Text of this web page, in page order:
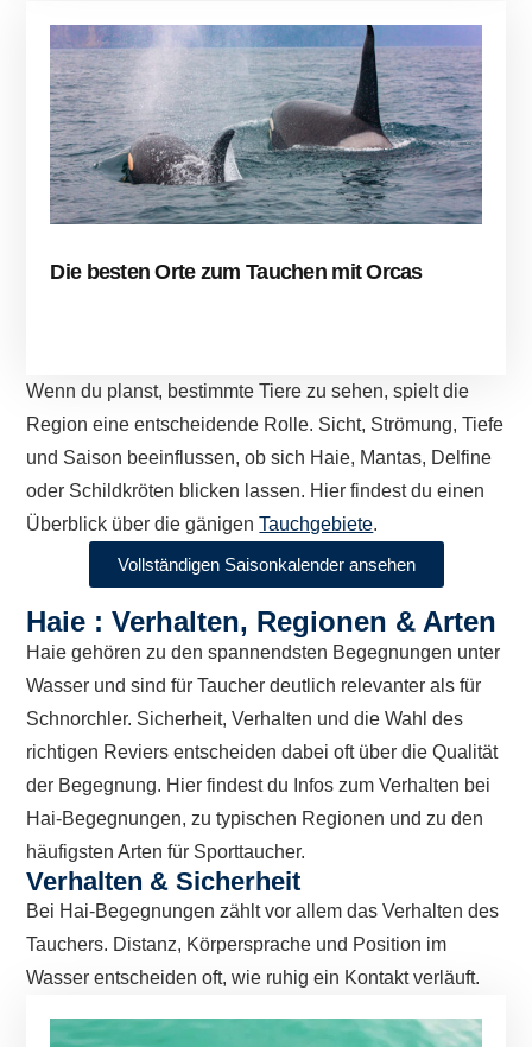
Die besten Orte zum Tauchen mit Orcas
Wenn du planst, bestimmte Tiere zu sehen, spielt die
Region eine entscheidende Rolle. Sicht, Strömung, Tiefe
und Saison beeinflussen, ob sich Haie, Mantas, Delfine
oder Schildkröten blicken lassen. Hier findest du einen
Überblick über die gänigenTauchgebiete.
Vollständigen Saisonkalender ansehen
Haie : Verhalten, Regionen & Arten
Haie gehören zu den spannendsten Begegnungen unter
Wasser und sind für Taucher deutlich relevanter als für
Schnorchler. Sicherheit, Verhalten und die Wahl des
richtigen Reviers entscheiden dabei oft über die Qualität
der Begegnung. Hier findest du Infos zum Verhalten bei
Hai-Begegnungen, zu typischen Regionen und zu den
häufigsten Arten für Sporttaucher.
Verhalten & Sicherheit
Bei Hai-Begegnungen zählt vor allem das Verhalten des
Tauchers. Distanz, Körpersprache und Position im
Wasser entscheiden oft, wie ruhig ein Kontakt verläuft.